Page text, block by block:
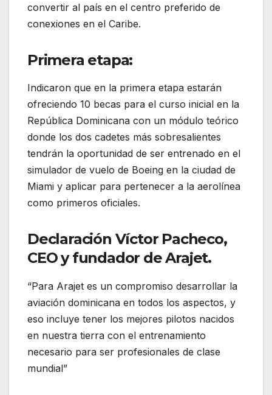
convertir al país en el centro preferido de
conexiones en el Caribe.
Primera etapa:
Indicaron que en la primera etapa estarán
ofreciendo 10 becas para el curso inicial en la
República Dominicana con un módulo teórico
donde los dos cadetes más sobresalientes
tendrán la oportunidad de ser entrenado en el
simulador de vuelo de Boeing en la ciudad de
Miami y aplicar para pertenecer a la aerolínea
como primeros oficiales.
Declaración Víctor Pacheco,
CEO y fundador de Arajet.
“Para Arajet es un compromiso desarrollar la
aviación dominicana en todos los aspectos, y
eso incluye tener los mejores pilotos nacidos
en nuestra tierra con el entrenamiento
necesario para ser profesionales de clase
mundial”